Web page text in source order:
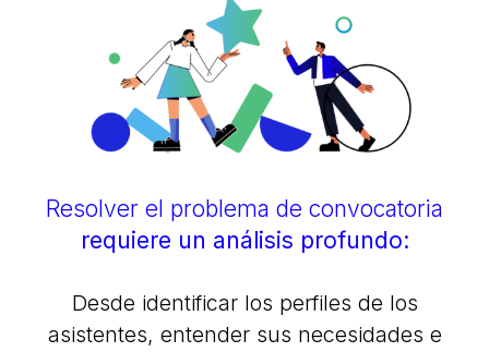
Resolver el problema de convocatoria
requiere un análisis profundo:
Desde identificar los perfiles de los
asistentes, entender sus necesidades e